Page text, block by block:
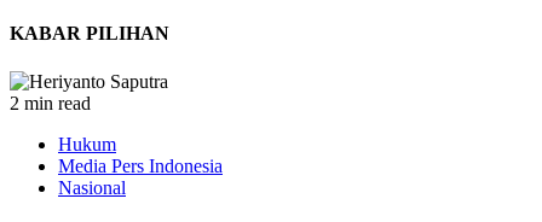
KABAR PILIHAN
2 min read
Hukum
Media Pers Indonesia
Nasional